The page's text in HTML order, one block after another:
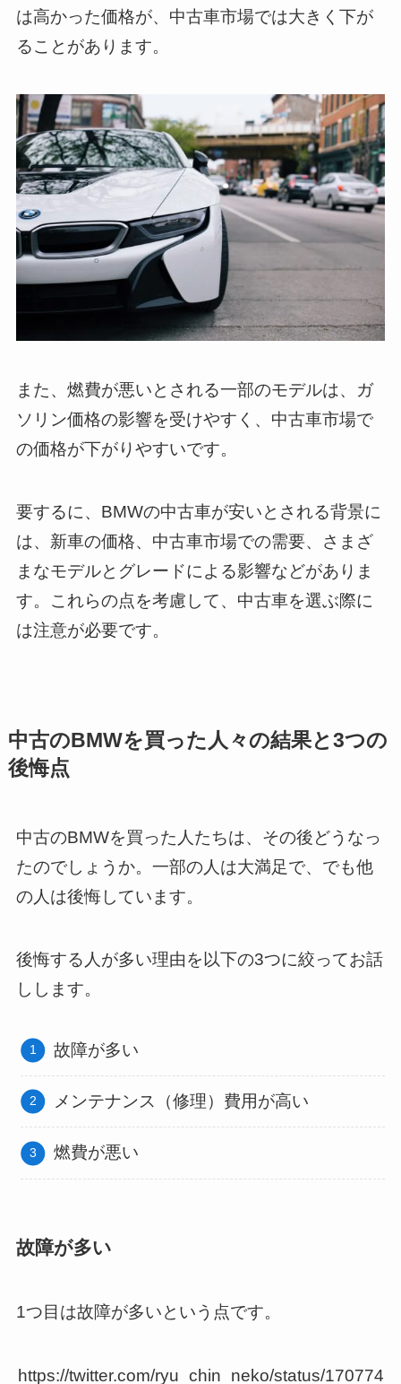
は高かった価格が、中古車市場では大きく下が
ることがあります。
また、燃費が悪いとされる一部のモデルは、ガ
ソリン価格の影響を受けやすく、中古車市場で
の価格が下がりやすいです。
要するに、BMWの中古車が安いとされる背景に
は、新車の価格、中古車市場での需要、さまざ
まなモデルとグレードによる影響などがありま
す。これらの点を考慮して、中古車を選ぶ際に
は注意が必要です。
中古のBMWを買った人々の結果と3つの
後悔点
中古のBMWを買った人たちは、その後どうなっ
たのでしょうか。一部の人は大満足で、でも他
の人は後悔しています。
後悔する人が多い理由を以下の3つに絞ってお話
しします。
故障が多い
メンテナンス（修理）費用が高い
燃費が悪い
故障が多い
1つ目は故障が多いという点です。
https://twitter.com/ryu_chin_neko/status/170774